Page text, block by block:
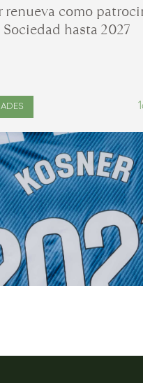
renueva como
Sociedad hasta 2027